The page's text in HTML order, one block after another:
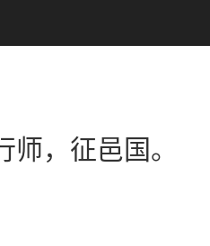
师，征邑国。